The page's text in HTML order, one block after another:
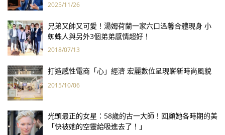
2025/11/26
兄弟又帥又可愛！湯姆荷蘭一家六口溫馨合體現身 小
蜘蛛人與另外3個弟弟感情超好！
2018/07/13
打造感性電商「心」經濟 宏麗數位呈現嶄新時尚風貌
2015/10/06
光頭最正的女星：58歲的古一大師！回顧她各時期的美
「快被她的空靈給吸進去了！」